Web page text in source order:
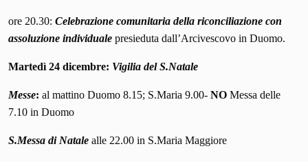
ore 20.30: Celebrazione comunitaria della riconciliazione con
assoluzione individuale presieduta dall’Arcivescovo in Duomo.
Martedì 24 dicembre: Vigilia del S.Natale
Messe: al mattino Duomo 8.15; S.Maria 9.00- NO Messa delle
7.10 in Duomo
S.Messa di Natale alle 22.00 in S.Maria Maggiore